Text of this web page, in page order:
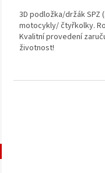
3D podložka/držák SPZ
motocykly/ čtyřkolky.
Kvalitní provedení
životnost!